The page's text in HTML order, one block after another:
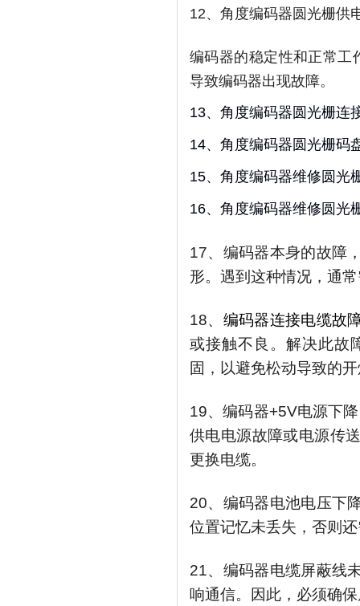
12、角度编码器圆光栅供
编码器的稳定性和正常工
导致编码器出现故障。
13、角度编码器圆光栅连
14、角度编码器圆光栅码
15、角度编码器维修圆光
16、角度编码器维修圆光
17、编码器本身的故障
形。遇到这种情况，通
18、 编码器连接电缆故
或接触不良。解决此故
固，以避免松动导致的
19、编码器+5V电源下
供电电源故障或电源传
更换电缆。
20、编码器电池电压下
位置记忆未丢失，否则
21、编码器电缆屏蔽线
响通信。因此，必须确